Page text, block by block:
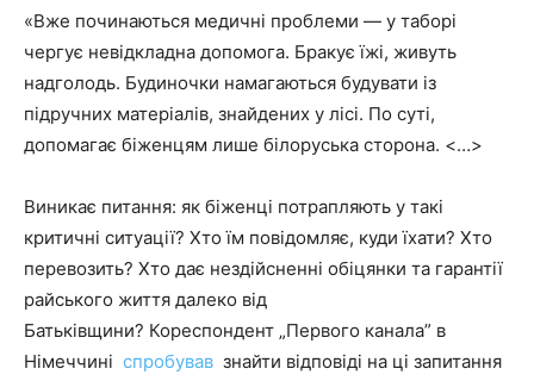
«Вже починаються медичні проблеми — у таборі
чергує невідкладна допомога. Бракує їжі, живуть
надголодь. Будиночки намагаються будувати із
підручних матеріалів, знайдених у лісі. По суті,
допомагає біженцям лише білоруська сторона. <…>
Виникає питання: як біженці потрапляють у такі
критичні ситуації? Хто їм повідомляє, куди їхати? Хто
перевозить? Хто дає нездійсненні обіцянки та гарантії
райського життя далеко від
Батьківщини? Кореспондент „Первого канала” в
Німеччині спробував знайти відповіді на ці запитання